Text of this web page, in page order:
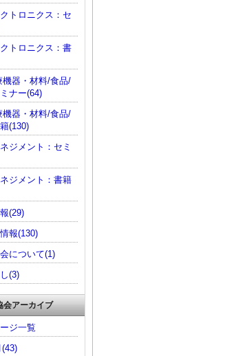
トロニクス：セ
トロニクス：書
機器・材料/食品/
ナー(64)
機器・材料/食品/
(130)
ジメント：セミ
ジメント：書籍
(29)
報(130)
について(1)
(3)
会アーカイブ
ジ一覧